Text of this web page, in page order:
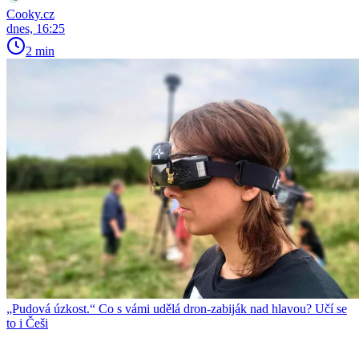
Cooky.cz
dnes, 16:25
2 min
„Pudová úzkost.“ Co s vámi udělá dron-zabiják nad hlavou? Učí se
to i Češi